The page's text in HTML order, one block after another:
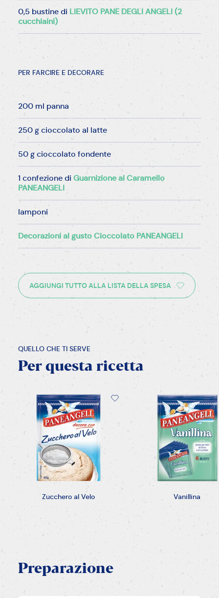
0,5 bustine di LIEVITO PANE DEGLI ANGELI (2
cucchiaini)
PER FARCIRE E DECORARE
200 ml panna
250 g cioccolato al latte
50 g cioccolato fondente
1 confezione diGuarnizione al Caramello
PANEANGELI
lamponi
Decorazioni al gusto Cioccolato PANEANGELI
AGGIUNGI TUTTO ALLA LISTA DELLA SPESA
QUELLO CHE TI SERVE
Per questa ricetta
Zucchero al Velo Vanillina
Preparazione